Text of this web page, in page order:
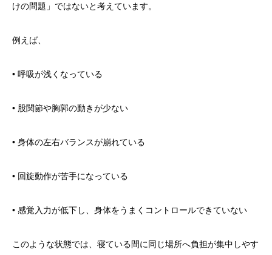
けの問題」ではないと考えています。
例えば、
• 呼吸が浅くなっている
• 股関節や胸郭の動きが少ない
• 身体の左右バランスが崩れている
• 回旋動作が苦手になっている
• 感覚入力が低下し、身体をうまくコントロールできていない
このような状態では、寝ている間に同じ場所へ負担が集中しやす